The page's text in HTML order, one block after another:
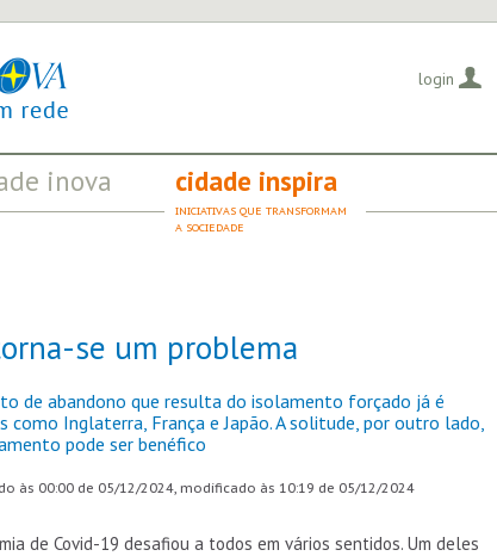
inova
QUE EVIDENCIAM
cidade inspira
INICIATIVAS QUE TRANSFORMAM
A SOCIEDADE
login
se um problema
de abandono que resulta do isolamento forçado já é
como Inglaterra, França e Japão. A solitude, por outro lado,
pode ser benéfico
às 00:00 de 05/12/2024, modificado às 10:19 de 05/12/2024
de Covid-19 desafiou a todos em vários sentidos. Um deles